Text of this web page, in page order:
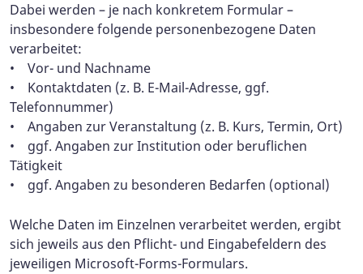
Dabei werden – je nach konkretem Formular –
insbesondere folgende personenbezogene Daten
verarbeitet:
• Vor- und Nachname
• Kontaktdaten (z. B. E-Mail-Adresse, ggf.
Telefonnummer)
• Angaben zur Veranstaltung (z. B. Kurs, Termin, Ort)
• ggf. Angaben zur Institution oder beruflichen
Tätigkeit
• ggf. Angaben zu besonderen Bedarfen (optional)
Welche Daten im Einzelnen verarbeitet werden, ergibt
sich jeweils aus den Pflicht- und Eingabefeldern des
jeweiligen Microsoft-Forms-Formulars.